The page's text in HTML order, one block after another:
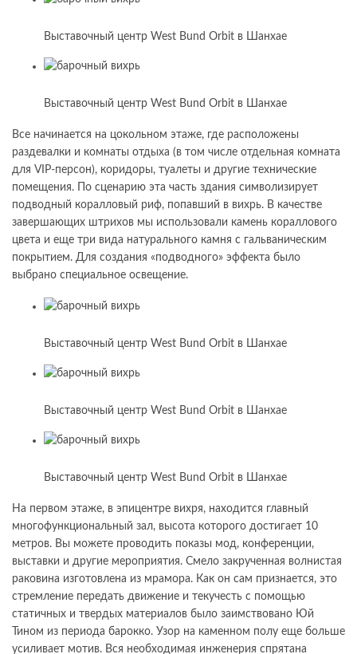
Выставочный центр West Bund Orbit в Шанхае
Выставочный центр West Bund Orbit в Шанхае
Все начинается на цокольном этаже, где расположены
раздевалки и комнаты отдыха (в том числе отдельная комната
для VIP-персон), коридоры, туалеты и другие технические
помещения. По сценарию эта часть здания символизирует
подводный коралловый риф, попавший в вихрь. В качестве
завершающих штрихов мы использовали камень кораллового
цвета и еще три вида натурального камня с гальваническим
покрытием. Для создания «подводного» эффекта было
выбрано специальное освещение.
Выставочный центр West Bund Orbit в Шанхае
Выставочный центр West Bund Orbit в Шанхае
Выставочный центр West Bund Orbit в Шанхае
На первом этаже, в эпицентре вихря, находится главный
многофункциональный зал, высота которого достигает 10
метров. Вы можете проводить показы мод, конференции,
выставки и другие мероприятия. Смело закрученная волнистая
раковина изготовлена ​​из мрамора. Как он сам признается, это
стремление передать движение и текучесть с помощью
статичных и твердых материалов было заимствовано Юй
Тином из периода барокко. Узор на каменном полу еще больше
усиливает мотив. Вся необходимая инженерия спрятана